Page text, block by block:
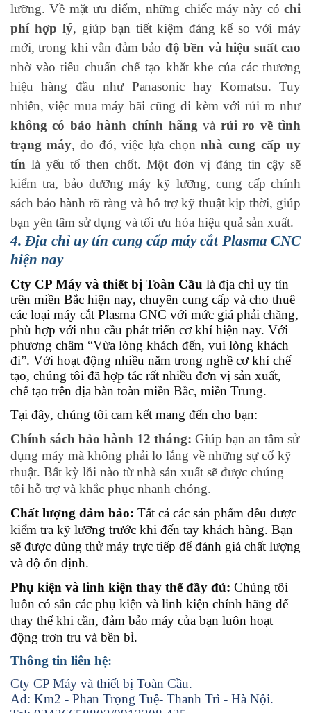
lưỡng. Về mặt ưu điểm, những chiếc máy này cóchi
phí hợp lý, giúp bạn tiết kiệm đáng kể so với máy
mới, trong khi vẫn đảm bảo độ bền và hiệu suất cao
nhờ vào tiêu chuẩn chế tạo khắt khe của các thương
hiệu hàng đầu như Panasonic hay Komatsu. Tuy
nhiên, việc mua máy bãi cũng đi kèm với rủi ro như
không có bảo hành chính hãng và rủi ro về tình
trạng máy, do đó, việc lựa chọnnhà cung cấp uy
tín là yếu tố then chốt. Một đơn vị đáng tin cậy sẽ
kiểm tra, bảo dưỡng máy kỹ lưỡng, cung cấp chính
sách bảo hành rõ ràng và hỗ trợ kỹ thuật kịp thời, giúp
bạn yên tâm sử dụng và tối ưu hóa hiệu quả sản xuất.
4. Địa chỉ uy tín cung cấp máy cắt Plasma CNC
hiện nay
Cty CP Máy và thiết bị Toàn Cầu là địa chỉ uy tín
trên miền Bắc hiện nay, chuyên cung cấp và cho thuê
các loại máy cắt Plasma CNC với mức giá phải chăng,
phù hợp với nhu cầu phát triển cơ khí hiện nay. Với
phương châm “Vừa lòng khách đến, vui lòng khách
đi”. Với hoạt động nhiều năm trong nghề cơ khí chế
tạo, chúng tôi đã hợp tác rất nhiều đơn vị sản xuất,
chế tạo trên địa bàn toàn miền Bắc, miền Trung.
Tại đây, chúng tôi cam kết mang đến cho bạn:
Chính sách bảo hành 12 tháng: Giúp bạn an tâm sử
dụng máy mà không phải lo lắng về những sự cố kỹ
thuật. Bất kỳ lỗi nào từ nhà sản xuất sẽ được chúng
tôi hỗ trợ và khắc phục nhanh chóng.
Chất lượng đảm bảo: Tất cả các sản phẩm đều được
kiểm tra kỹ lưỡng trước khi đến tay khách hàng. Bạn
sẽ được dùng thử máy trực tiếp để đánh giá chất lượng
và độ ổn định.
Phụ kiện và linh kiện thay thế đầy đủ: Chúng tôi
luôn có sẵn các phụ kiện và linh kiện chính hãng để
thay thế khi cần, đảm bảo máy của bạn luôn hoạt
động trơn tru và bền bỉ.
Thông tin liên hệ:
Cty CP Máy và thiết bị Toàn Cầu.
Ad: Km2 - Phan Trọng Tuệ- Thanh Trì - Hà Nội.